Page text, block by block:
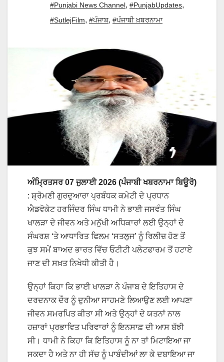
#Punjabi News Channel, #PunjabUpdates,
#SutlejFilm, #ਪੰਜਾਬ, #ਪੰਜਾਬੀ ਖ਼ਬਰਨਾਮਾ
ਅੰਮ੍ਰਿਤਸਰ 07 ਜੁਲਾਈ 2026 (ਪੰਜਾਬੀ ਖਬਰਨਾਮਾ ਬਿਊਰੋ)
: ਸ਼੍ਰੋਮਣੀ ਗੁਰਦੁਆਰਾ ਪ੍ਰਬੰਧਕ ਕਮੇਟੀ ਦੇ ਪ੍ਰਧਾਨ
ਐਡਵੋਕੇਟ ਹਰਜਿੰਦਰ ਸਿੰਘ ਧਾਮੀ ਨੇ ਭਾਈ ਜਸਵੰਤ ਸਿੰਘ
ਖਾਲੜਾ ਦੇ ਜੀਵਨ ਅਤੇ ਮਨੁੱਖੀ ਅਧਿਕਾਰਾਂ ਲਈ ਉਨ੍ਹਾਂ ਦੇ
ਸੰਘਰਸ਼ ‘ਤੇ ਆਧਾਰਿਤ ਫਿਲਮ ‘ਸਤਲੁਜ’ ਨੂੰ ਰਿਲੀਜ਼ ਹੋਣ ਤੋਂ
ਕੁਝ ਸਮੇਂ ਬਾਅਦ ਭਾਰਤ ਵਿੱਚ ਓਟੀਟੀ ਪਲੇਟਫਾਰਮ ਤੋਂ ਹਟਾਏ
ਜਾਣ ਦੀ ਸਖ਼ਤ ਨਿਖੇਧੀ ਕੀਤੀ ਹੈ।
ਉਨ੍ਹਾਂ ਕਿਹਾ ਕਿ ਭਾਈ ਖਾਲੜਾ ਨੇ ਪੰਜਾਬ ਦੇ ਇਤਿਹਾਸ ਦੇ
ਦਰਦਨਾਕ ਦੌਰ ਨੂੰ ਦੁਨੀਆ ਸਾਹਮਣੇ ਲਿਆਉਣ ਲਈ ਆਪਣਾ
ਜੀਵਨ ਸਮਰਪਿਤ ਕੀਤਾ ਸੀ ਅਤੇ ਉਨ੍ਹਾਂ ਦੇ ਯਤਨਾਂ ਨਾਲ
ਹਜ਼ਾਰਾਂ ਪ੍ਰਭਾਵਿਤ ਪਰਿਵਾਰਾਂ ਨੂੰ ਇਨਸਾਫ਼ ਦੀ ਆਸ ਬੱਝੀ
ਸੀ। ਧਾਮੀ ਨੇ ਕਿਹਾ ਕਿ ਇਤਿਹਾਸ ਨੂੰ ਨਾ ਤਾਂ ਮਿਟਾਇਆ ਜਾ
ਸਕਦਾ ਹੈ ਅਤੇ ਨਾ ਹੀ ਸੱਚ ਨੂੰ ਪਾਬੰਦੀਆਂ ਲਾ ਕੇ ਦਬਾਇਆ ਜਾ